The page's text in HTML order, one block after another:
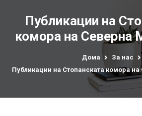
Публикации на
комора на Северна
Дома
За нас
Публикации на Стопанската комора